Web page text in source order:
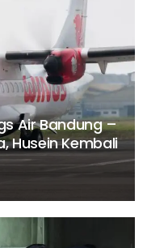
Air Bandung –
Husein Kembali